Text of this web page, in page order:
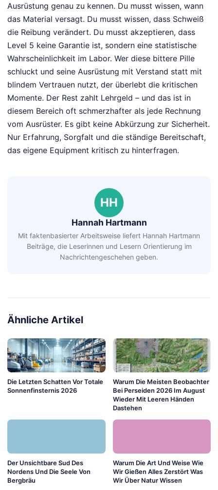
Ausrüstung genau zu kennen. Du musst wissen, wann
das Material versagt. Du musst wissen, dass Schweiß
die Reibung verändert. Du musst akzeptieren, dass
Level 5 keine Garantie ist, sondern eine statistische
Wahrscheinlichkeit im Labor. Wer diese bittere Pille
schluckt und seine Ausrüstung mit Verstand statt mit
blindem Vertrauen nutzt, der überlebt die kritischen
Momente. Der Rest zahlt Lehrgeld – und das ist in
diesem Bereich oft schmerzhafter als jede Rechnung
vom Ausrüster. Es gibt keine Abkürzung zur Sicherheit.
Nur Erfahrung, Sorgfalt und die ständige Bereitschaft,
das eigene Equipment kritisch zu hinterfragen.
HH
Hannah Hartmann
Mit faktenbasierter Arbeitsweise liefert Hannah Hartmann
Beiträge, die Leserinnen und Lesern Orientierung im
Nachrichtengeschehen geben.
Ähnliche Artikel
Die Letzten Schatten Vor Totale
Sonnenfinsternis 2026
Warum Die Meisten Beobachter
Bei Perseiden 2026 Im August
Wieder Mit Leeren Händen
Dastehen
Der Unsichtbare Sud Des
Nordens Und Die Seele Von
Bergbräu
Warum Die Art Und Weise Wie
Wir Gießen Alles Zerstört Was
Wir Über Natur Wissen